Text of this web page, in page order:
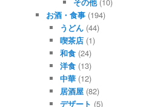
お酒・食事 (194)
うどん(44)
喫茶店(1)
和食(24)
洋食(13)
中華(12)
居酒屋(82)
デザート (5)